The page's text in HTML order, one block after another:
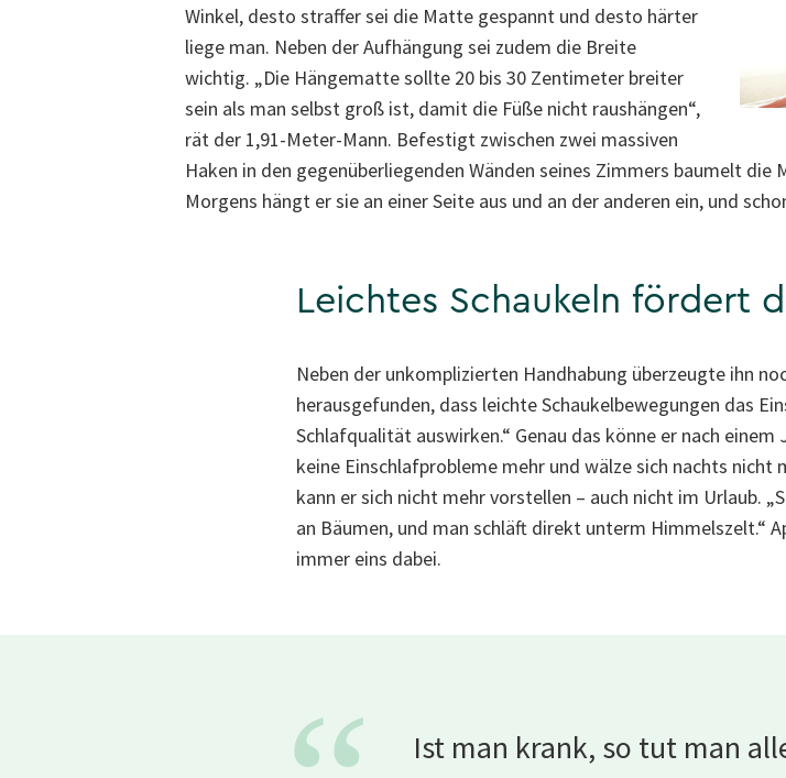
Winkel, desto straffer sei die Matte gespannt und desto härter
liege man. Neben der Aufhängung sei zudem die Breite
wichtig. „Die Hängematte sollte 20 bis 30 Zentimeter breiter
sein als man selbst groß ist, damit die Füße nicht raushängen“,
rät der 1,91-Meter-Mann. Befestigt zwischen zwei massiven
Haken in den gegenüberliegenden Wänden seines Zimmers baumelt
Morgens hängt er sie an einer Seite aus und an der anderen ein, und
Leichtes Schaukeln fördert
Neben der unkomplizierten Handhabung überzeugte ihn
herausgefunden, dass leichte Schaukelbewegungen das
Schlafqualität auswirken.“ Genau das könne er nach
keine Einschlafprobleme mehr und wälze sich nachts nicht
kann er sich nicht mehr vorstellen – auch nicht im Urlaub.
an Bäumen, und man schläft direkt unterm Himmelszelt.“
immer eins dabei.
Ist man krank, so tut man